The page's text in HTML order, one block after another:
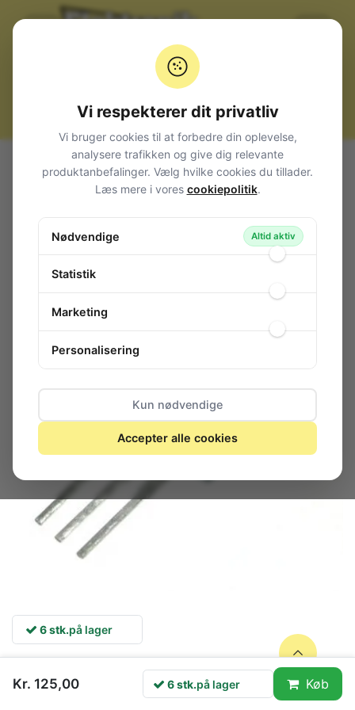
Alle produkter Komponenter Thyristorer
< 20A
Thyristor TO-220
110-002 / 15/80H
6 stk.på lager
König
Kr. 125,00 6 stk.på lager Køb
Vi respekterer dit privatliv
Vi bruger cookies til at forbedre din oplevelse,
analysere trafikken og give dig relevante
produktanbefalinger. Vælg hvilke cookies du tillader.
Læs mere i vores cookiepolitik.
Nødvendige Altid aktiv
Statistik
Marketing
Personalisering
Kun nødvendige
Accepter alle cookies